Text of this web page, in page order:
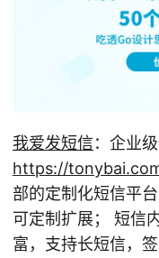
我爱发短信：企业
https://
部的定制化短信平
可定制扩展； 短信
富，支持长短信，